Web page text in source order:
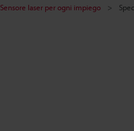
Sensore laser per ogni impiego